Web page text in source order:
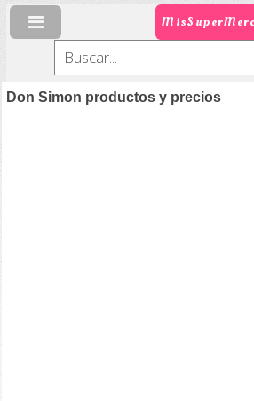
Don Simon productos y precios